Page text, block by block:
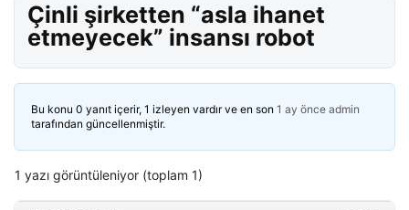
Çinli şirketten “asla ihanet
etmeyecek” insansı robot
Bu konu 0 yanıt içerir, 1 izleyen vardır ve en son 1 ay önce admin
tarafından güncellenmiştir.
1 yazı görüntüleniyor (toplam 1)